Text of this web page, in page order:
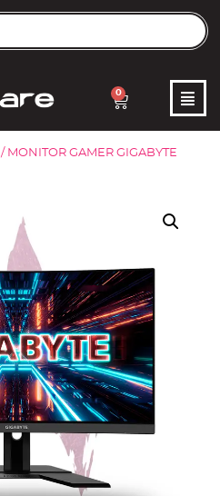
0
/ MONITOR GAMER GIGABYTE